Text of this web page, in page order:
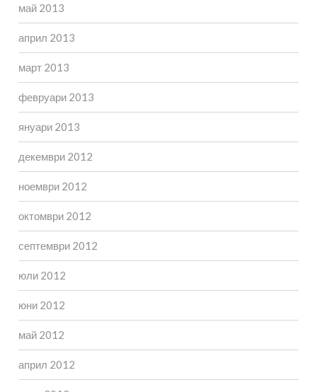
май 2013
април 2013
март 2013
февруари 2013
януари 2013
декември 2012
ноември 2012
октомври 2012
септември 2012
юли 2012
юни 2012
май 2012
април 2012